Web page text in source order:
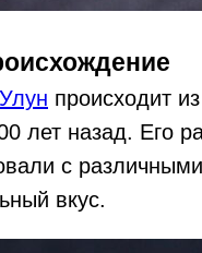
происходит
лет назад. Его
с
вкус.